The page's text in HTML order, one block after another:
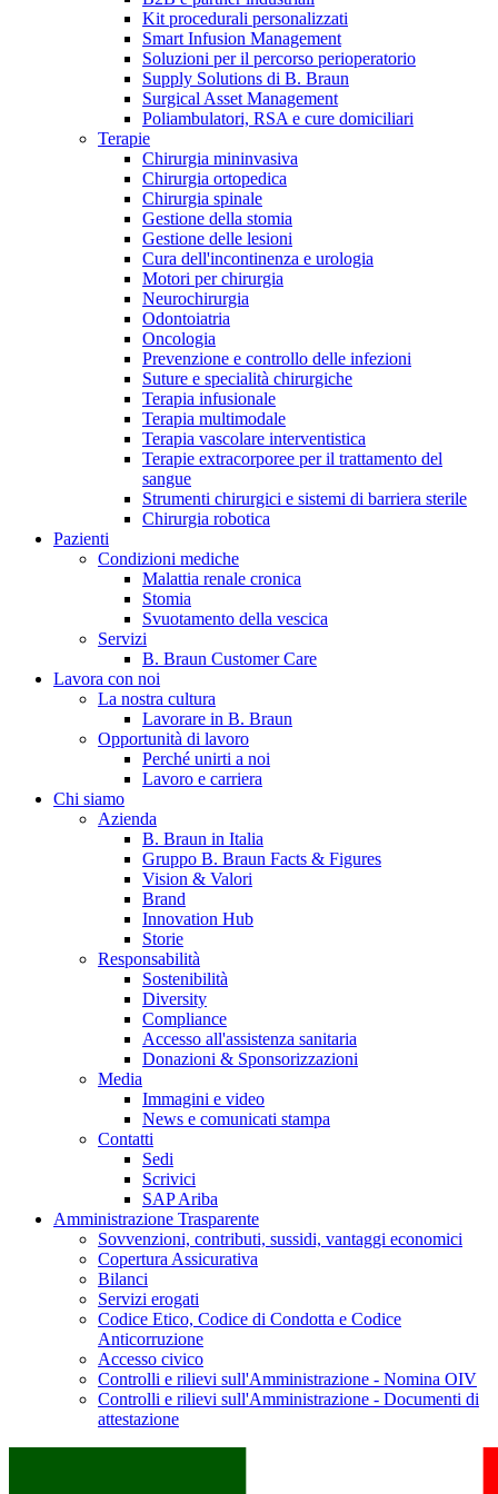
Catalogo prodotti
Trova il prodotto che stai cercando. Visita il catalogo B.
Braun con il nostro portfolio completo.
Hai domande o richieste? Scrivici per entrare subito in
contatto con un nostro referente.
B. Braun in Italia
Scopri chi siamo ed entra nel mondo di B. Braun in Italia: 4
sedi, 4 aziende, più di 700 dipendenti e un Centro di
Eccellenza a livello globale.
Kit procedurali personalizzati
Smart Infusion Management
Soluzioni per il percorso perioperatorio
Supply Solutions di B. Braun
Surgical Asset Management
Poliambulatori, RSA e cure domiciliari
Terapie
Chirurgia mininvasiva
Chirurgia ortopedica
Chirurgia spinale
Gestione della stomia
Gestione delle lesioni
Cura dell'incontinenza e urologia
Motori per chirurgia
Neurochirurgia
Odontoiatria
Oncologia
Prevenzione e controllo delle infezioni
Suture e specialità chirurgiche
Terapia infusionale
Terapia multimodale
Terapia vascolare interventistica
Terapie extracorporee per il trattamento del
sangue
Strumenti chirurgici e sistemi di barriera sterile
Chirurgia robotica
Pazienti
Condizioni mediche
Malattia renale cronica
Stomia
Svuotamento della vescica
Servizi
B. Braun Customer Care
Lavora con noi
La nostra cultura
Lavorare in B. Braun
Opportunità di lavoro
Perché unirti a noi
Lavoro e carriera
Chi siamo
Azienda
B. Braun in Italia
Gruppo B. Braun Facts & Figures
Vision & Valori
Brand
Innovation Hub
Storie
Responsabilità
Sostenibilità
Diversity
Compliance
Accesso all'assistenza sanitaria
Donazioni & Sponsorizzazioni
Media
Immagini e video
News e comunicati stampa
Contatti
Sedi
Scrivici
SAP Ariba
Amministrazione Trasparente
Sovvenzioni, contributi, sussidi, vantaggi economici
Copertura Assicurativa
Bilanci
Servizi erogati
Codice Etico, Codice di Condotta e Codice
Anticorruzione
Accesso civico
Controlli e rilievi sull'Amministrazione - Nomina OIV
Controlli e rilievi sull'Amministrazione - Documenti di
attestazione